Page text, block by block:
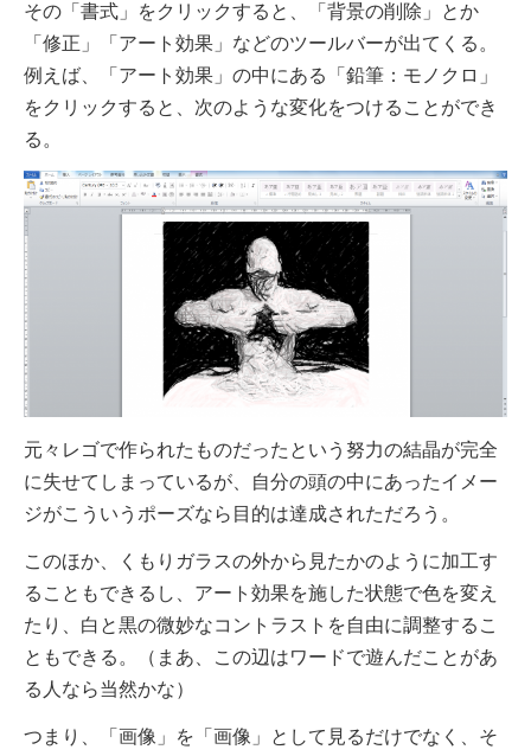
その「書式」をクリックすると、「背景の削除」とか
「修正」「アート効果」などのツールバーが出てくる。
例えば、「アート効果」の中にある「鉛筆：モノクロ」
をクリックすると、次のような変化をつけることができ
る。
元々レゴで作られたものだったという努力の結晶が完全
に失せてしまっているが、自分の頭の中にあったイメー
ジがこういうポーズなら目的は達成されただろう。
このほか 、くもりガラスの外から見たかのように加工す
ることもできるし、アート効果を施した状態で色を変え
たり、白と黒の微妙なコントラストを自由に調整するこ
ともできる。（まあ、この辺はワードで遊んだことがあ
る人なら当然かな）
つまり、「画像」を「画像」として見るだけでなく、そ